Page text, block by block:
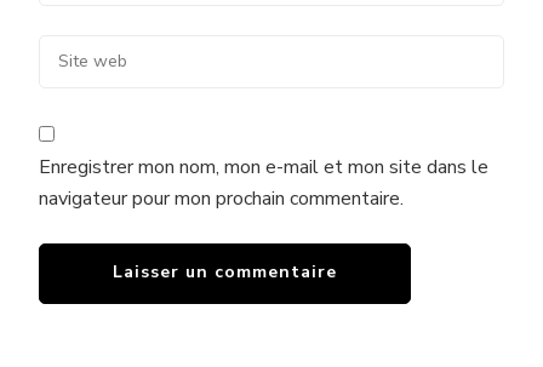
Enregistrer mon nom, mon e-mail et mon site dans le
navigateur pour mon prochain commentaire.